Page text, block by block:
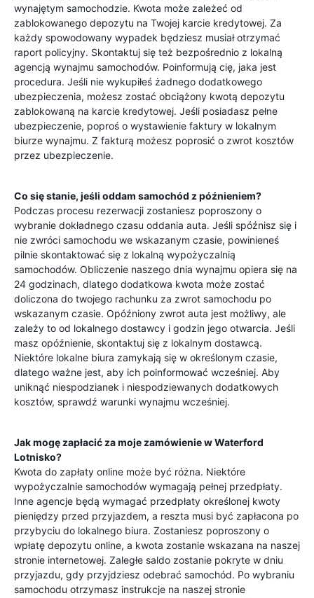
wynajętym samochodzie. Kwota może zależeć od
zablokowanego depozytu na Twojej karcie kredytowej. Za
każdy spowodowany wypadek będziesz musiał otrzymać
raport policyjny. Skontaktuj się też bezpośrednio z lokalną
agencją wynajmu samochodów. Poinformują cię, jaka jest
procedura. Jeśli nie wykupiłeś żadnego dodatkowego
ubezpieczenia, możesz zostać obciążony kwotą depozytu
zablokowaną na karcie kredytowej. Jeśli posiadasz pełne
ubezpieczenie, poproś o wystawienie faktury w lokalnym
biurze wynajmu. Z fakturą możesz poprosić o zwrot kosztów
przez ubezpieczenie.
Co się stanie, jeśli oddam samochód z późnieniem?
Podczas procesu rezerwacji zostaniesz poproszony o
wybranie dokładnego czasu oddania auta. Jeśli spóźnisz się i
nie zwróci samochodu we wskazanym czasie, powinieneś
pilnie skontaktować się z lokalną wypożyczalnią
samochodów. Obliczenie naszego dnia wynajmu opiera się na
24 godzinach, dlatego dodatkowa kwota może zostać
doliczona do twojego rachunku za zwrot samochodu po
wskazanym czasie. Opóźniony zwrot auta jest możliwy, ale
zależy to od lokalnego dostawcy i godzin jego otwarcia. Jeśli
masz opóźnienie, skontaktuj się z lokalnym dostawcą.
Niektóre lokalne biura zamykają się w określonym czasie,
dlatego ważne jest, aby ich poinformować wcześniej. Aby
uniknąć niespodzianek i niespodziewanych dodatkowych
kosztów, sprawdź warunki wynajmu wcześniej.
Jak mogę zapłacić za moje zamówienie wWaterford
Lotnisko?
Kwota do zapłaty online może być różna. Niektóre
wypożyczalnie samochodów wymagają pełnej przedpłaty.
Inne agencje będą wymagać przedpłaty określonej kwoty
pieniędzy przed przyjazdem, a reszta musi być zapłacona po
przybyciu do lokalnego biura. Zostaniesz poproszony o
wpłatę depozytu online, a kwota zostanie wskazana na naszej
stronie internetowej. Zaległe saldo zostanie pokryte w dniu
przyjazdu, gdy przyjdziesz odebrać samochód. Po wybraniu
samochodu otrzymasz instrukcje na naszej stronie